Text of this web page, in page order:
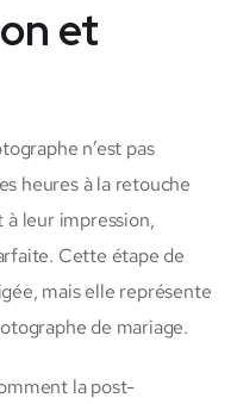
et
n’est pas
heures à la retouche
à leur impression,
Cette étape de
mais elle représente
de mariage.
la post-